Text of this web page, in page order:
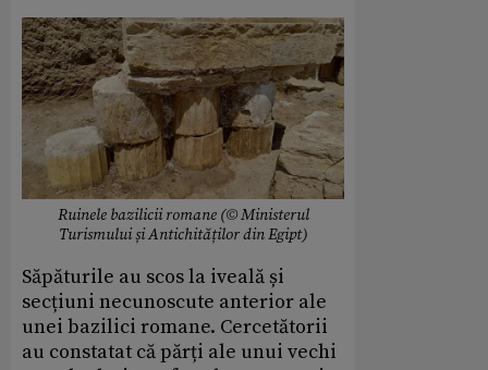
Ruinele bazilicii romane (© Ministerul
Turismului și Antichităților din Egipt)
Săpăturile au scos la iveală și
secțiuni necunoscute anterior ale
unei bazilici romane. Cercetătorii
au constatat că părți ale unui vechi